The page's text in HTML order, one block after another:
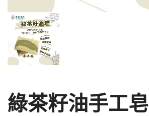
綠茶籽油手工皂